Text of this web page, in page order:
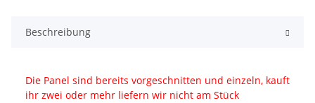
Beschreibung
Die Panel sind bereits vorgeschnitten und einzeln, kauft
ihr zwei oder mehr liefern wir nicht am Stück